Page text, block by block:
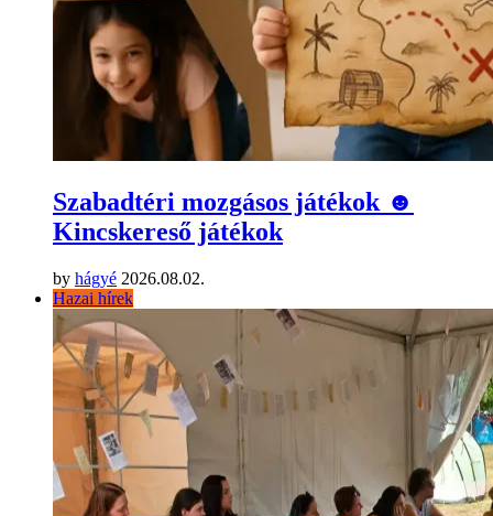
Szabadtéri mozgásos játékok ☻
Kincskereső játékok
by hágyé 2026.08.02.
Hazai hírek